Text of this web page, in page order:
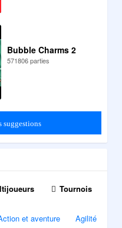
Bubble Charms 2
571806 parties
suggestions
Tournois
et aventure Agilité